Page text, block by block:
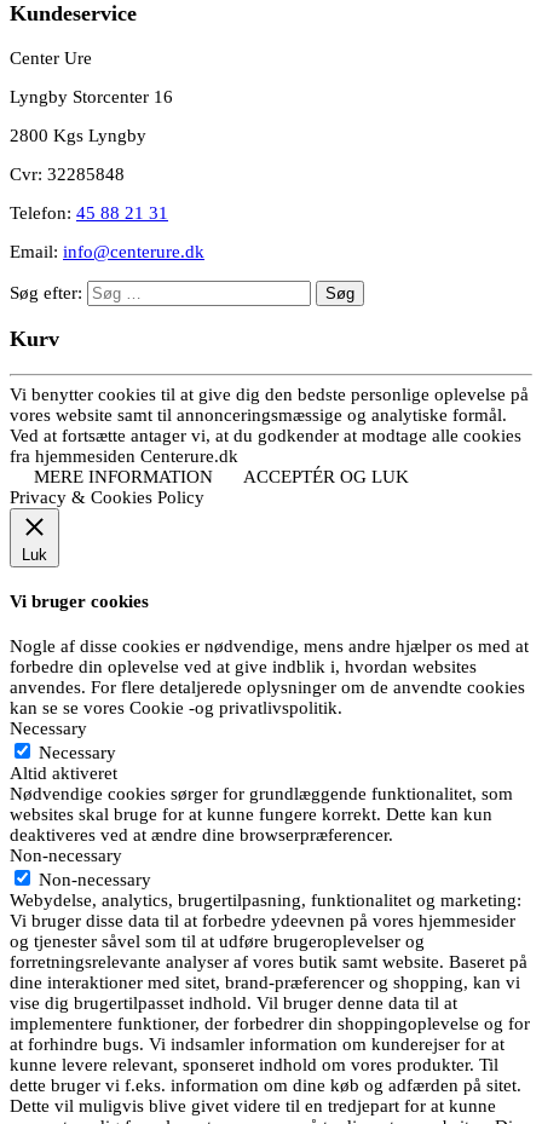
Kundeservice
Center Ure
Lyngby Storcenter 16
2800 Kgs Lyngby
Cvr: 32285848
Telefon: 45 88 21 31
Email: info@centerure.dk
Søg efter:
Kurv
Vi benytter cookies til at give dig den bedste personlige oplevelse på
vores website samt til annonceringsmæssige og analytiske formål.
Ved at fortsætte antager vi, at du godkender at modtage alle cookies
fra hjemmesiden Centerure.dk
MERE INFORMATION
ACCEPTÉR OG LUK
Privacy & Cookies Policy
Luk
Vi bruger cookies
Nogle af disse cookies er nødvendige, mens andre hjælper os med at
forbedre din oplevelse ved at give indblik i, hvordan websites
anvendes. For flere detaljerede oplysninger om de anvendte cookies
kan se se vores Cookie -og privatlivspolitik.
Necessary
Necessary
Altid aktiveret
Nødvendige cookies sørger for grundlæggende funktionalitet, som
websites skal bruge for at kunne fungere korrekt. Dette kan kun
deaktiveres ved at ændre dine browserpræferencer.
Non-necessary
Non-necessary
Webydelse, analytics, brugertilpasning, funktionalitet og marketing:
Vi bruger disse data til at forbedre ydeevnen på vores hjemmesider
og tjenester såvel som til at udføre brugeroplevelser og
forretningsrelevante analyser af vores butik samt website. Baseret på
dine interaktioner med sitet, brand-præferencer og shopping, kan vi
vise dig brugertilpasset indhold. Vil bruger denne data til at
implementere funktioner, der forbedrer din shoppingoplevelse og for
at forhindre bugs. Vi indsamler information om kunderejser for at
kunne levere relevant, sponseret indhold om vores produkter. Til
dette bruger vi f.eks. information om dine køb og adfærden på sitet.
Dette vil muligvis blive givet videre til en tredjepart for at kunne